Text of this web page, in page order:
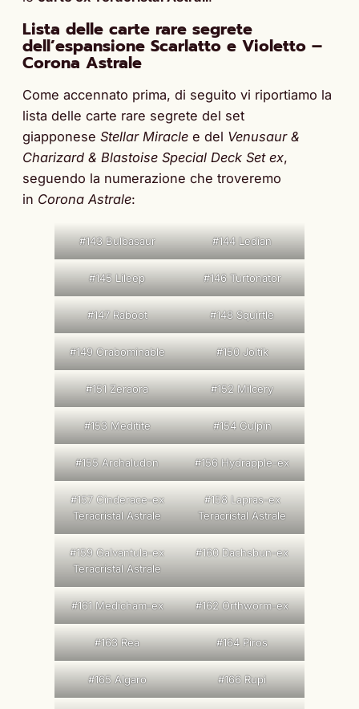
Lista delle carte rare segrete
dell’espansione Scarlatto e Violetto –
Corona Astrale
Come accennato prima, di seguito vi riportiamo la
lista delle carte rare segrete del set
giapponese Stellar Miracle e del Venusaur &
Charizard & Blastoise Special Deck Set ex,
seguendo la numerazione che troveremo
in Corona Astrale:
#143 Bulbasaur #144 Ledian
#145 Lileep #146 Turtonator
#147 Raboot #148 Squirtle
#149 Crabominable #150 Joltik
#151 Zeraora #152 Milcery
#153 Meditite #154 Gulpin
#155 Archaludon #156 Hydrapple-ex
#157 Cinderace-ex
Teracristal Astrale
#158 Lapras-ex
Teracristal Astrale
#159 Galvantula-ex
Teracristal Astrale
#160 Dachsbun-ex
#161 Medicham-ex #162 Orthworm-ex
#163 Rea #164 Piros
#165 Algaro #166 Rupi